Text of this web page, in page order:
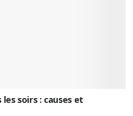
soirs : causes et